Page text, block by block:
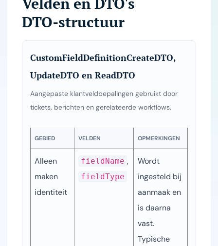
DTO-structuur
CustomFieldDefinitionCreateDTO,
UpdateDTO en ReadDTO
Aangepaste klantveldbepalingen gebruikt door
tickets, berichten en gerelateerde workflows.
GEBIED VELDEN OPMERKINGEN
Alleen
maken
identiteit
fieldName
fieldType
Wordt
ingesteld bij
aanmaak en
is daarna
vast.
Typische